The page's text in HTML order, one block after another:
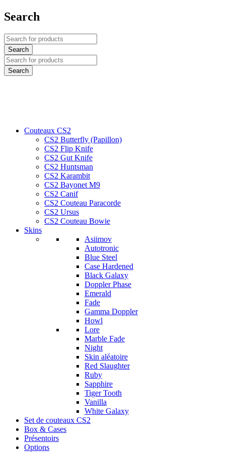
Search
Couteaux CS2
CS2 Butterfly (Papillon)
CS2 Flip Knife
CS2 Gut Knife
CS2 Huntsman
CS2 Karambit
CS2 Bayonet M9
CS2 Canif
CS2 Couteau Paracorde
CS2 Ursus
CS2 Couteau Bowie
Skins
Asiimov
Autotronic
Blue Steel
Case Hardened
Black Galaxy
Doppler Phase
Emerald
Fade
Gamma Doppler
Howl
Lore
Marble Fade
Night
Skin aléatoire
Red Slaughter
Ruby
Sapphire
Tiger Tooth
Vanilla
White Galaxy
Set de couteaux CS2
Box & Cases
Présentoirs
Options